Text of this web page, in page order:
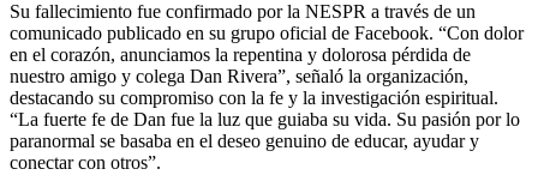
Su fallecimiento fue confirmado por la NESPR a través de un
comunicado publicado en su grupo oficial de Facebook. “Con dolor
en el corazón, anunciamos la repentina y dolorosa pérdida de
nuestro amigo y colega Dan Rivera”, señaló la organización,
destacando su compromiso con la fe y la investigación espiritual.
“La fuerte fe de Dan fue la luz que guiaba su vida. Su pasión por lo
paranormal se basaba en el deseo genuino de educar, ayudar y
conectar con otros”.